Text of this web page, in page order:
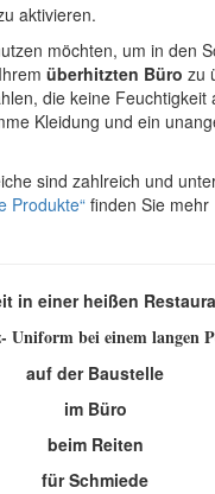
aktivieren.
möchten, um in den
überhitzten Büro zu
die keine Feuchtigkeit
Kleidung und ein
sind zahlreich und
Produkte“ finden Sie mehr
in einer heißen
Uniform bei einem langen
auf der Baustelle
im Büro
beim Reiten
für Schmiede